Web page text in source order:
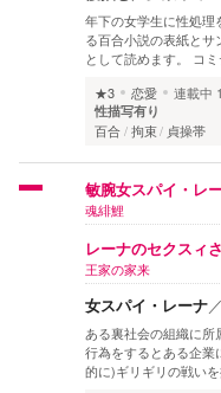
年下の女学生に性処理
る百合小説の表紙と
として読めます。 コ
★3
恋愛 連載中
性描写有り
百合 拘束 貞操帯
敏腕女スパイ・レ
魂緋鯉
レーナのセクスィ
王家の家来
女スパイ・レーナ／
ある裏社会の組織に
行為をするとある企
的に)ギリギリの戦い